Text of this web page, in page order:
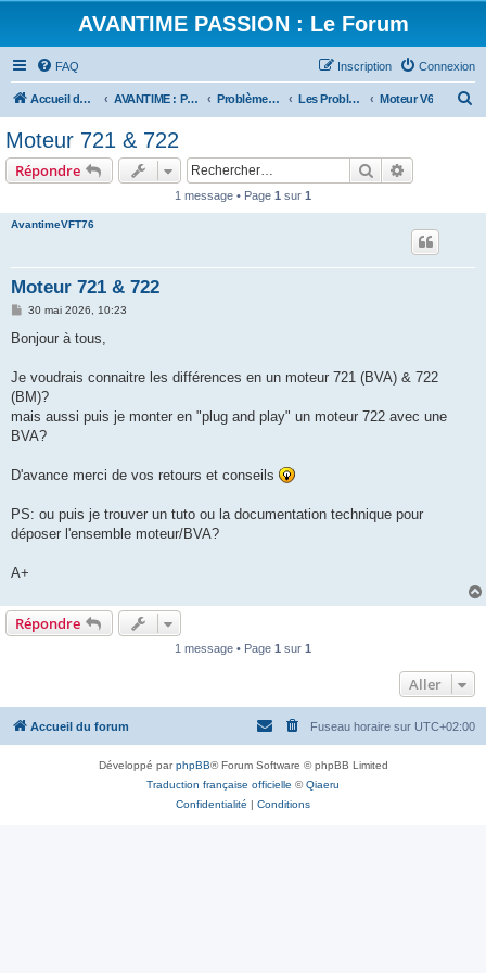
AVANTIME PASSION : Le Forum
FAQ Connexion
Inscription
Accueil du forum AVANTIME : Parlons Technique Problèmes Mécaniques Les Problèmes de Moteur Moteur V6
Moteur 721 & 722
Répondre Rechercher
1 message • Page 1 sur 1
AvantimeVFT76
Moteur 721 & 722
M
s
g
30 mai 2026, 10:23
Bonjour à tous,
Je voudrais connaitre les différences en un moteur 721 (BVA) & 722
(BM)?
mais aussi puis je monter en "plug and play" un moteur 722 avec une
BVA?
D'avance merci de vos retours et conseils
PS: ou puis je trouver un tuto ou la documentation technique pour
déposer l'ensemble moteur/BVA?
A+
Répondre
1 message • Page 1 sur 1
Aller
Accueil du forum Fuseau horaire sur UTC+02:00
Développé parphpBB® Forum Software © phpBB Limited
Traduction française officielle ©Qiaeru
Confidentialité | Conditions